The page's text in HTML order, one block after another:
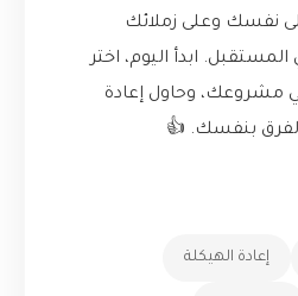
نفسك وعلى زملائك
ابدأ اليوم، اختر
مشروعك، وحاول إعادة
بنفسك. 👍
إعادة الهيكلة